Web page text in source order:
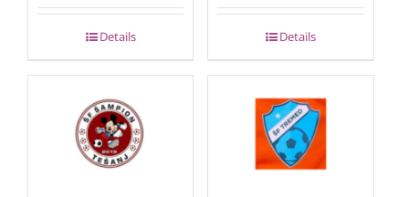
Details Details